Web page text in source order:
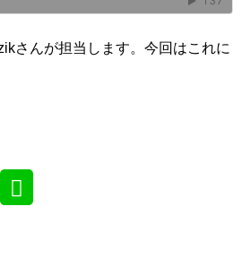
さんが担当します。今回はこれに